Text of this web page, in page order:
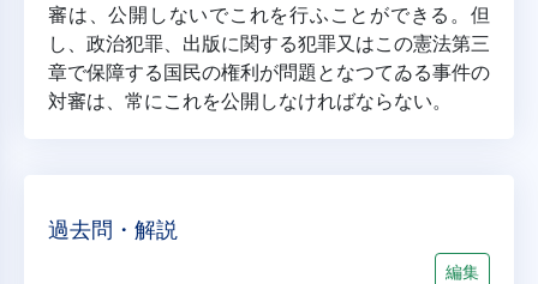
審は、公開しないでこれを行ふことができる。但
し、政治犯罪、出版に関する犯罪又はこの憲法第三
章で保障する国民の権利が問題となつてゐる事件の
対審は、常にこれを公開しなければならない。
過去問・解説
編集